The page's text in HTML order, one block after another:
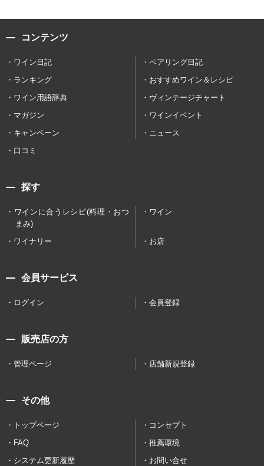
コンテンツ
ワイン日記
ペアリング日記
ランキング
おすすめワイン＆レシピ
ワイン用語辞典
ヴィンテージチャート
マガジン
ワインイベント
キャンペーン
ニュース
口コミ
探す
ワインに合うレシピ(料理・おつ
まみ)
ワイン
ワイナリー お店
会員サービス
ログイン 会員登録
販売店の方
管理ページ 店舗新規登録
その他
トップページ
コンセプト
FAQ
推薦環境
システム更新履歴
お問い合せ